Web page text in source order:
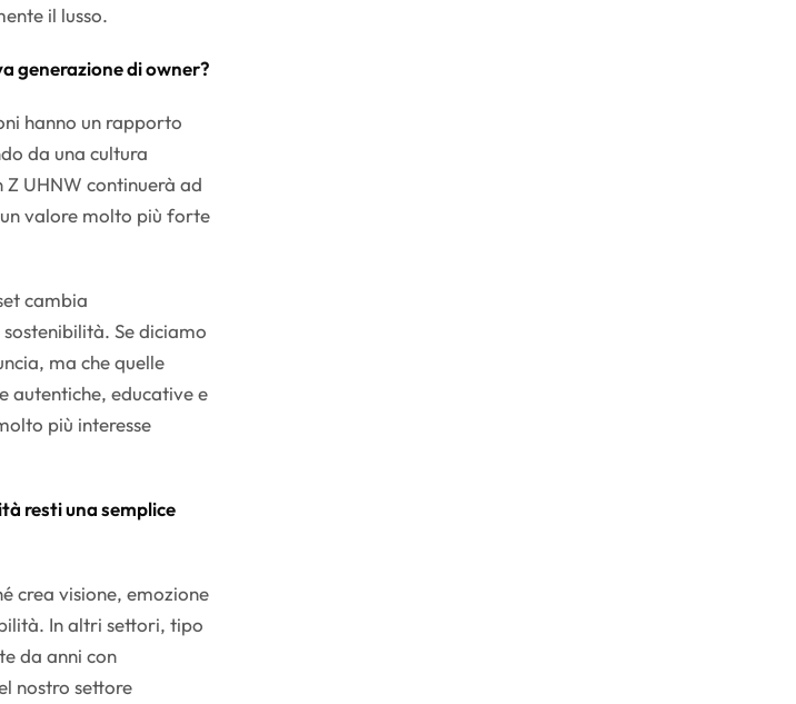
il lusso.
generazione di owner?
hanno un rapporto
da una cultura
Z UHNW continuerà ad
valore molto più forte
cambia
Se diciamo
ma che quelle
autentiche, educative e
più interesse
resti una semplice
crea visione, emozione
In altri settori, tipo
da anni con
nostro settore